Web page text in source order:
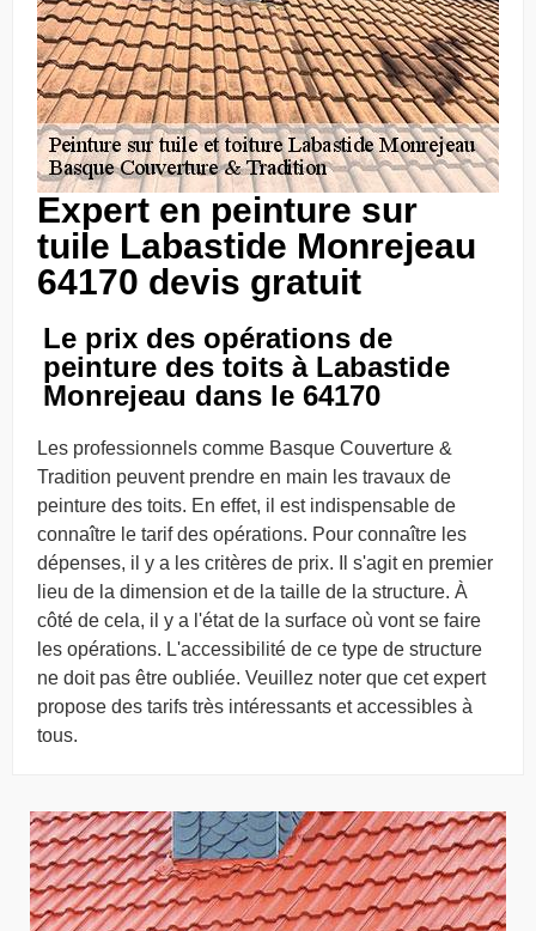
Expert en peinture sur
tuile Labastide Monrejeau
64170 devis gratuit
Le prix des opérations de
peinture des toits à Labastide
Monrejeau dans le 64170
Les professionnels comme Basque Couverture &
Tradition peuvent prendre en main les travaux de
peinture des toits. En effet, il est indispensable de
connaître le tarif des opérations. Pour connaître les
dépenses, il y a les critères de prix. Il s'agit en premier
lieu de la dimension et de la taille de la structure. À
côté de cela, il y a l'état de la surface où vont se faire
les opérations. L'accessibilité de ce type de structure
ne doit pas être oubliée. Veuillez noter que cet expert
propose des tarifs très intéressants et accessibles à
tous.